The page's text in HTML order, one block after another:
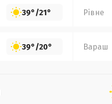
39°/21° Рівне
39°/20° Вараш